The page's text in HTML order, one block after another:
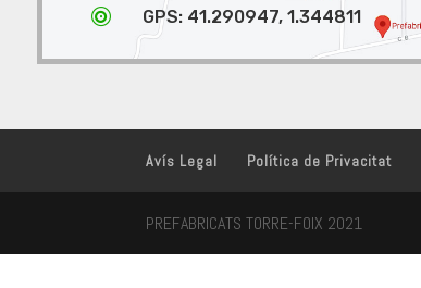
 GPS: 41.290947, 1.344811
Avís Legal Política de Privacitat
PREFABRICATS TORRE-FOIX 2021